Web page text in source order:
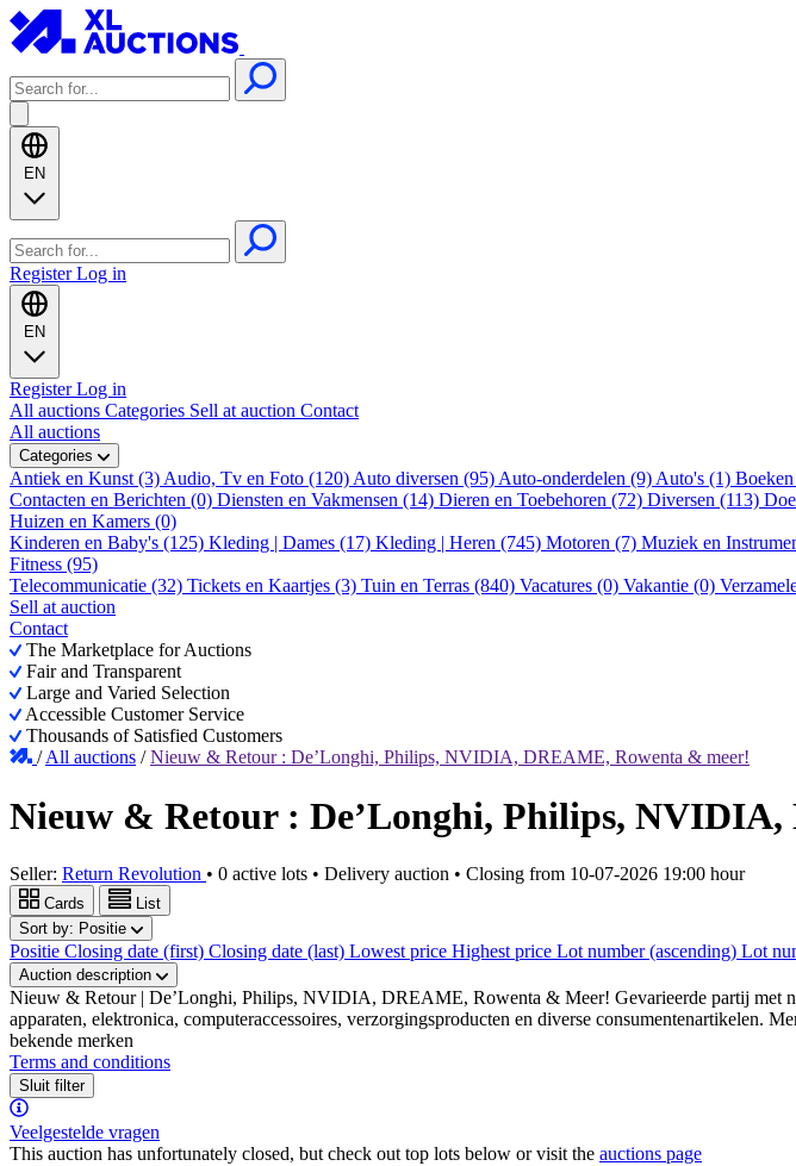
EN
RegisterLog in
EN
RegisterLog in
All auctions Categories Sell at auction Contact
All auctions
Categories
Antiek en Kunst (3) Audio, Tv en Foto (120) Auto diversen (95) Auto-onderdelen (9) Auto's (1)
Contacten en Berichten (0) Diensten en Vakmensen (14) Dieren en Toebehoren (72) Diversen (113)
Huizen en Kamers (0)
Kinderen en Baby's (125) Kleding | Dames (17) Kleding | Heren (745) Motoren (7) Muziek en
Fitness (95)
Telecommunicatie (32) Tickets en Kaartjes (3) Tuin en Terras (840) Vacatures (0) Vakantie (0)
Sell at auction
Contact
The Marketplace for Auctions
Fair and Transparent
Large and Varied Selection
Accessible Customer Service
Thousands of Satisfied Customers
/All auctions /Nieuw & Retour : De’Longhi, Philips, NVIDIA, DREAME, Rowenta & meer!
Nieuw & Retour : De’Longhi, Philips,
Seller: Return Revolution • 0 active lots • Delivery auction • Closing from 10-07-2026 19:00 hour
Cards
List
Sort by: Positie
Positie Closing date (first) Closing date (last) Lowest price Highest price Lot number (ascending) Lot
Auction description
Nieuw & Retour | De’Longhi, Philips, NVIDIA, DREAME, Rowenta & Meer! Gevarieerde partij met
apparaten, elektronica, computeraccessoires, verzorgingsproducten en diverse
bekende merken
Terms and conditions
Sluit filter
Veelgestelde vragen
This auction has unfortunately closed, but check out top lots below or visit the auctions page